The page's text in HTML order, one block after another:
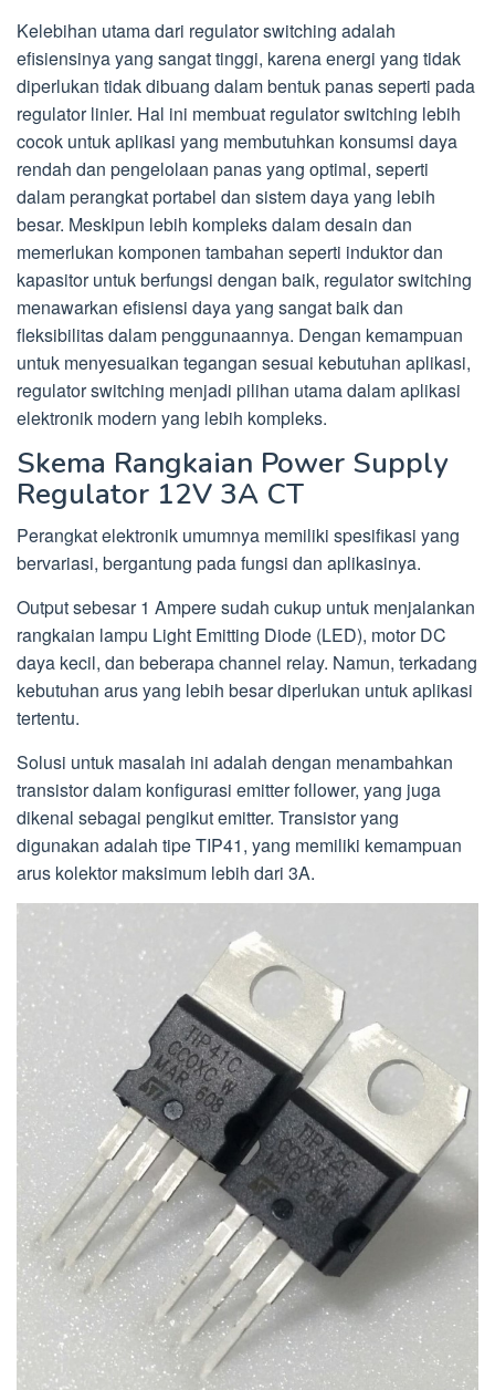
Kelebihan utama dari regulator switching adalah
efisiensinya yang sangat tinggi, karena energi yang tidak
diperlukan tidak dibuang dalam bentuk panas seperti pada
regulator linier. Hal ini membuat regulator switching lebih
cocok untuk aplikasi yang membutuhkan konsumsi daya
rendah dan pengelolaan panas yang optimal, seperti
dalam perangkat portabel dan sistem daya yang lebih
besar. Meskipun lebih kompleks dalam desain dan
memerlukan komponen tambahan seperti induktor dan
kapasitor untuk berfungsi dengan baik, regulator switching
menawarkan efisiensi daya yang sangat baik dan
fleksibilitas dalam penggunaannya. Dengan kemampuan
untuk menyesuaikan tegangan sesuai kebutuhan aplikasi,
regulator switching menjadi pilihan utama dalam aplikasi
elektronik modern yang lebih kompleks.
Skema Rangkaian Power Supply
Regulator 12V 3A CT
Perangkat elektronik umumnya memiliki spesifikasi yang
bervariasi, bergantung pada fungsi dan aplikasinya.
Output sebesar 1 Ampere sudah cukup untuk menjalankan
rangkaian lampu Light Emitting Diode (LED), motor DC
daya kecil, dan beberapa channel relay. Namun, terkadang
kebutuhan arus yang lebih besar diperlukan untuk aplikasi
tertentu.
Solusi untuk masalah ini adalah dengan menambahkan
transistor dalam konfigurasi emitter follower, yang juga
dikenal sebagai pengikut emitter. Transistor yang
digunakan adalah tipe TIP41, yang memiliki kemampuan
arus kolektor maksimum lebih dari 3A.